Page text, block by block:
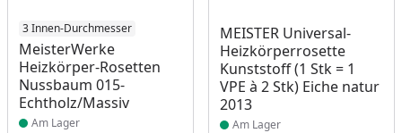
3 Innen-Durchmesser
MeisterWerke
Heizkörper-Rosetten
Nussbaum 015-
Echtholz/Massiv
Produkt am Lager
Am Lager
MEISTER Universal-
Heizkörperrosette
Kunststoff (1 Stk = 1
VPE à 2 Stk) Eiche natur
2013
Produkt am Lager
Am Lager